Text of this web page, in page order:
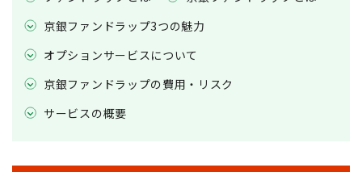
京銀ファンドラップ3つの魅力
オプションサービスについて
京銀ファンドラップの費用・リスク
サービスの概要